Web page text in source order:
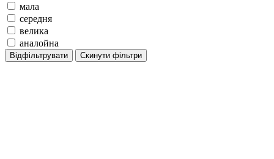
мала
середня
велика
аналойна
Відфільтрувати Скинути фільтри